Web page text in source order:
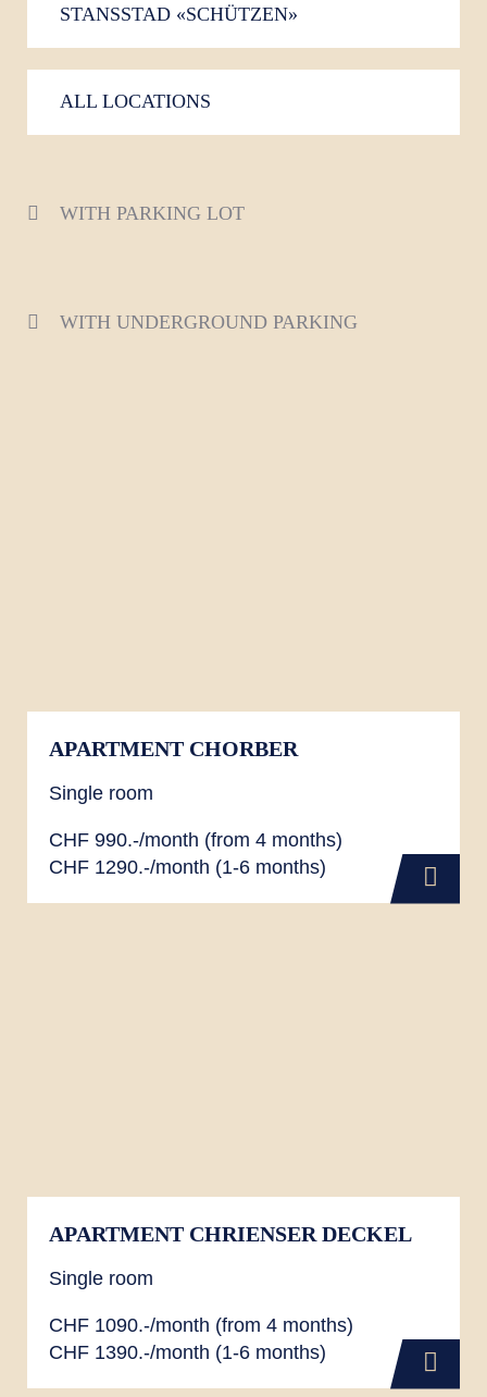
STANSSTAD «SCHÜTZEN»
ALL LOCATIONS
WITH PARKING LOT
WITH UNDERGROUND PARKING
APARTMENT CHORBER
Single room
CHF 990.-/month (from 4 months)
CHF 1290.-/month (1-6 months)
APARTMENT CHRIENSER DECKEL
Single room
CHF 1090.-/month (from 4 months)
CHF 1390.-/month (1-6 months)